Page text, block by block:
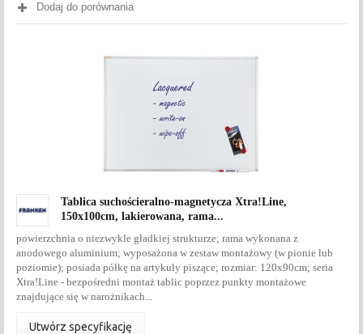
Dodaj do porównania
Tablica suchościeralno-magnetycza Xtra!Line,
150x100cm, lakierowana, rama...
powierzchnia o niezwykle gładkiej strukturze; rama wykonana z
anodowego aluminium; wyposażona w zestaw montażowy (w pionie lub
poziomie); posiada półkę na artykuły piszące; rozmiar: 120x90cm; seria
Xtra!Line - bezpośredni montaż tablic poprzez punkty montażowe
znajdujące się w narożnikach...
Utwórz specyfikację